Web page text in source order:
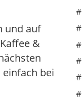
und auf
&
bei
#
#
#
#
#
#